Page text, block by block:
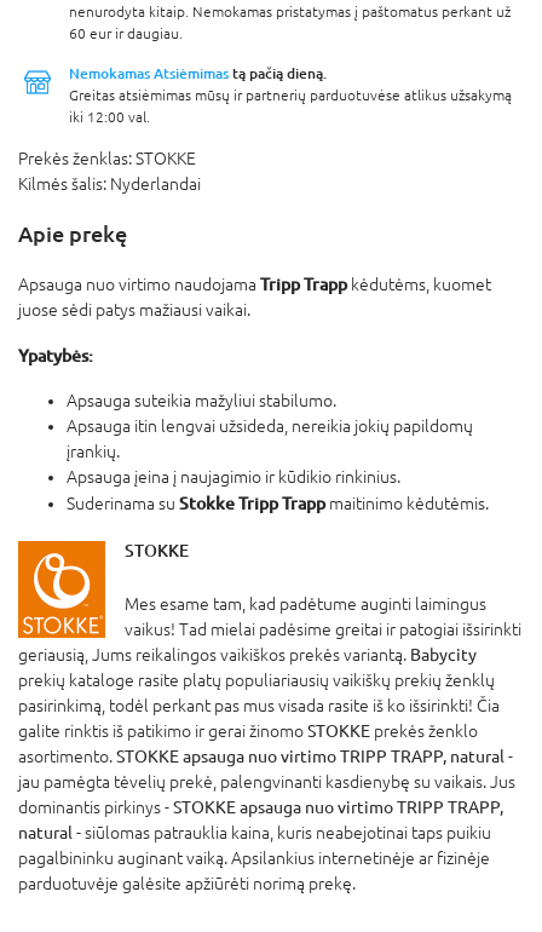
nenurodyta kitaip. Nemokamas pristatymas į paštomatus perkant už
60 eur ir daugiau.
Nemokamas Atsiėmimas tą pačią dieną.
Greitas atsiėmimas mūsų ir partnerių parduotuvėse atlikus užsakymą
iki 12:00 val.
Prekės ženklas:STOKKE
Kilmės šalis: Nyderlandai
Apie prekę
Apsauga nuo virtimo naudojama Tripp Trapp kėdutėms, kuomet
juose sėdi patys mažiausi vaikai.
Ypatybės:
Apsauga suteikia mažyliui stabilumo.
Apsauga itin lengvai užsideda, nereikia jokių papildomų
įrankių.
Apsauga įeina į naujagimio ir kūdikio rinkinius.
Suderinama su Stokke Tripp Trappmaitinimo kėdutėmis.
STOKKE
Mes esame tam, kad padėtume auginti laimingus
vaikus! Tad mielai padėsime greitai ir patogiai išsirinkti
geriausią, Jums reikalingos vaikiškos prekės variantą. Babycity
prekių kataloge rasite platų populiariausių vaikiškų prekių ženklų
pasirinkimą, todėl perkant pas mus visada rasite iš ko išsirinkti! Čia
galite rinktis iš patikimo ir gerai žinomoSTOKKE prekės ženklo
asortimento.STOKKE apsauga nuo virtimo TRIPP TRAPP, natural -
jau pamėgta tėvelių prekė, palengvinanti kasdienybę su vaikais. Jus
dominantis pirkinys -STOKKE apsauga nuo virtimo TRIPP TRAPP,
natural - siūlomas patrauklia kaina, kuris neabejotinai taps puikiu
pagalbininku auginant vaiką. Apsilankius internetinėje ar fizinėje
parduotuvėje galėsite apžiūrėti norimą prekę.